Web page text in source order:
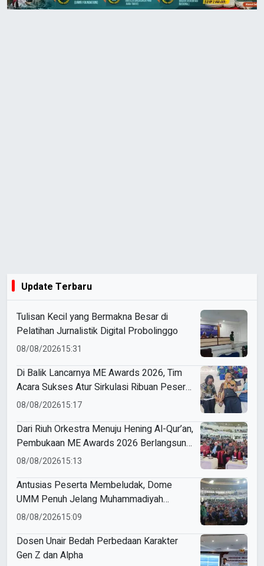
Update Terbaru
Tulisan Kecil yang Bermakna Besar di
Pelatihan Jurnalistik Digital Probolinggo
08/08/202615:31
Di Balik Lancarnya ME Awards 2026, Tim
Acara Sukses Atur Sirkulasi Ribuan Peserta
di Dome UMM
08/08/202615:17
Dari Riuh Orkestra Menuju Hening Al-Qur’an,
Pembukaan ME Awards 2026 Berlangsung
Khidmat
08/08/202615:13
Antusias Peserta Membeludak, Dome
UMM Penuh Jelang Muhammadiyah
Education Awards 2026
08/08/202615:09
Dosen Unair Bedah Perbedaan Karakter
Gen Z dan Alpha